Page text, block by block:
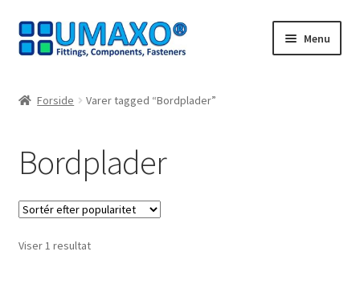
Spring
til
Spring
til
Menu
AGB
Databeskyttelse
Indkøbskurv
Forside Varer tagged “Bordplader”
Bordplader
Viser 1 resultat